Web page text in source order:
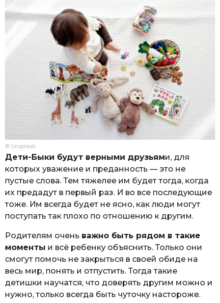
© Unsplash
Дети-Быки будут верными друзьями, для
которых уважение и преданность — это не
пустые слова. Тем тяжелее им будет тогда, когда
их предадут в первый раз. И во все последующие
тоже. Им всегда будет не ясно, как люди могут
поступать так плохо по отношению к другим.
Родителям очень важно быть рядом в такие
моменты и всё ребенку объяснить. Только они
смогут помочь не закрыться в своей обиде на
весь мир, понять и отпустить. Тогда такие
детишки научатся, что доверять другим можно и
нужно, только всегда быть чуточку настороже.